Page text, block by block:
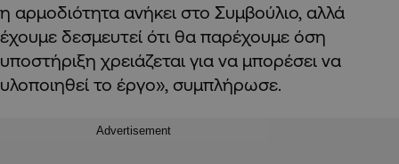
η αρμοδιότητα ανήκει στο Συμβούλιο, αλλά
έχουμε δεσμευτεί ότι θα παρέχουμε όση
υποστήριξη χρειάζεται για να μπορέσει να
υλοποιηθεί το έργο», συμπλήρωσε.
Advertisement